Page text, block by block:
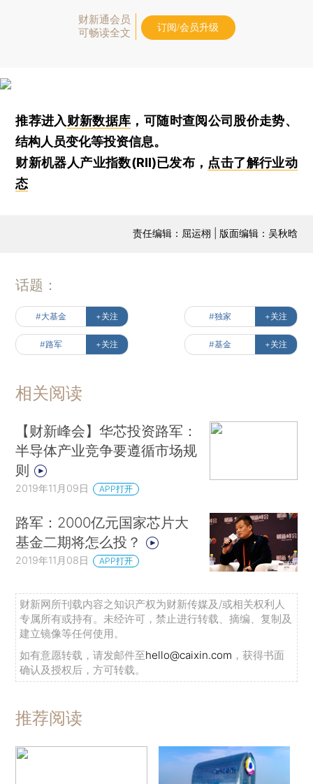
财新通会员
可畅读全文
订阅/会员升级
推荐进入财新数据库 ，可随时查阅公司股价走势、
结构人员变化等投资信息。
财新机器人产业指数(RII)已发布， 点击了解行业动
态
责任编辑：屈运栩 | 版面编辑：吴秋晗
话题：
#大基金 +关注 #独家 +关注
#路军 +关注 #基金 +关注
相关阅读
【财新峰会】华芯投资路军：
半导体产业竞争要遵循市场规
则
2019年11月09日 APP打开
路军：2000亿元国家芯片大
基金二期将怎么投？
2019年11月08日 APP打开
财新网所刊载内容之知识产权为财新传媒及/或相关权利人
专属所有或持有。未经许可，禁止进行转载、摘编、复制及
建立镜像等任何使用。
如有意愿转载，请发邮件至hello@caixin.com ，获得书面
确认及授权后，方可转载。
推荐阅读